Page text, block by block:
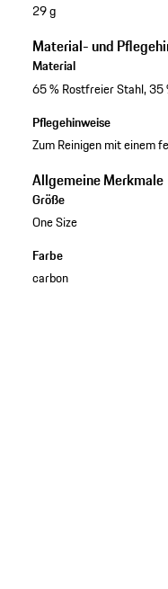
29 g
Material- und
Material
65 % Rostfreier Stahl, 35
Pflegehinweise
Zum Reinigen mit einem
Allgemeine Merkmale
Größe
One Size
Farbe
carbon